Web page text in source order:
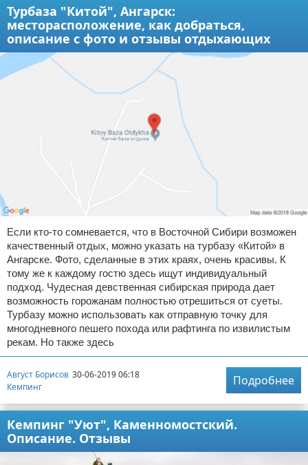
Турбаза "Китой", Ангарск:
месторасположение, как добраться,
описание с фото и отзывы отдыхающих
Если кто-то сомневается, что в Восточной Сибири возможен
качественный отдых, можно указать на турбазу «Китой» в
Ангарске. Фото, сделанные в этих краях, очень красивы. К
тому же к каждому гостю здесь ищут индивидуальный
подход. Чудесная девственная сибирская природа дает
возможность горожанам полностью отрешиться от суеты.
Турбазу можно использовать как отправную точку для
многодневного пешего похода или рафтинга по извилистым
рекам. Но также здесь
Август Борисов 30-06-2019 06:18
Кемпинг
Подробнее
Кемпинг "Уют", Каменномостский.
Описание. Отзывы